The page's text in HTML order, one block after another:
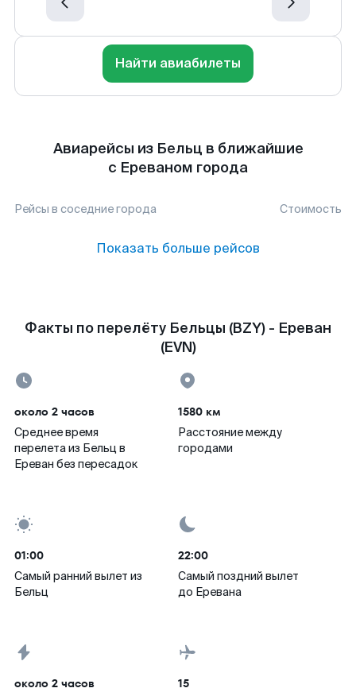
Найти авиабилеты
Авиарейсы из Бельц в ближайшие
с Ереваном города
Рейсы в соседние города Стоимость
Показать больше рейсов
Факты по перелёту Бельцы (BZY) - Ереван
(EVN)
около 2 часов
Среднее время
перелета из Бельц в
Ереван без пересадок
1580 км
Расстояние между
городами
01:00
Самый ранний вылет из
Бельц
22:00
Самый поздний вылет
до Еревана
около 2 часов 15